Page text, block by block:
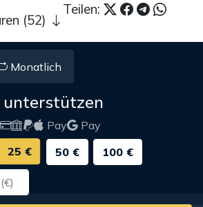
Teilen:
(52)
Monatlich
unterstützen
Pay
Pay
25 € 50 € 100 €